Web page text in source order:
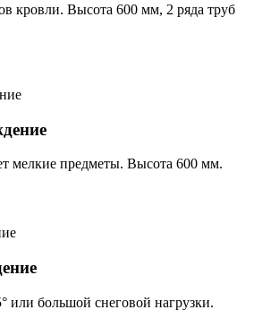
кровли. Высота 600 мм, 2 ряда труб
мелкие предметы. Высота 600 мм.
или большой снеговой нагрузки.